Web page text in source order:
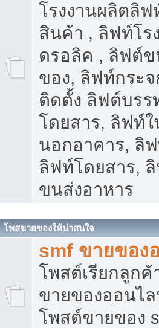
โรงงานผลิตลิ
สินค้า , ลิฟท์โร
ดรอลิค , ลิฟต์
ของ, ลิฟท์กระ
ติดตั้ง ลิฟต์บร
โดยสาร, ลิฟท์
นอกอาคาร, ลิ
ลิฟท์โดยสาร,
ขนส่งอาหาร
โพสขายของให้น่าสนใจ
smf ขายของ
โพสต์เรียกลูกค้
ขายของออนไ
โพสต์ขายของ